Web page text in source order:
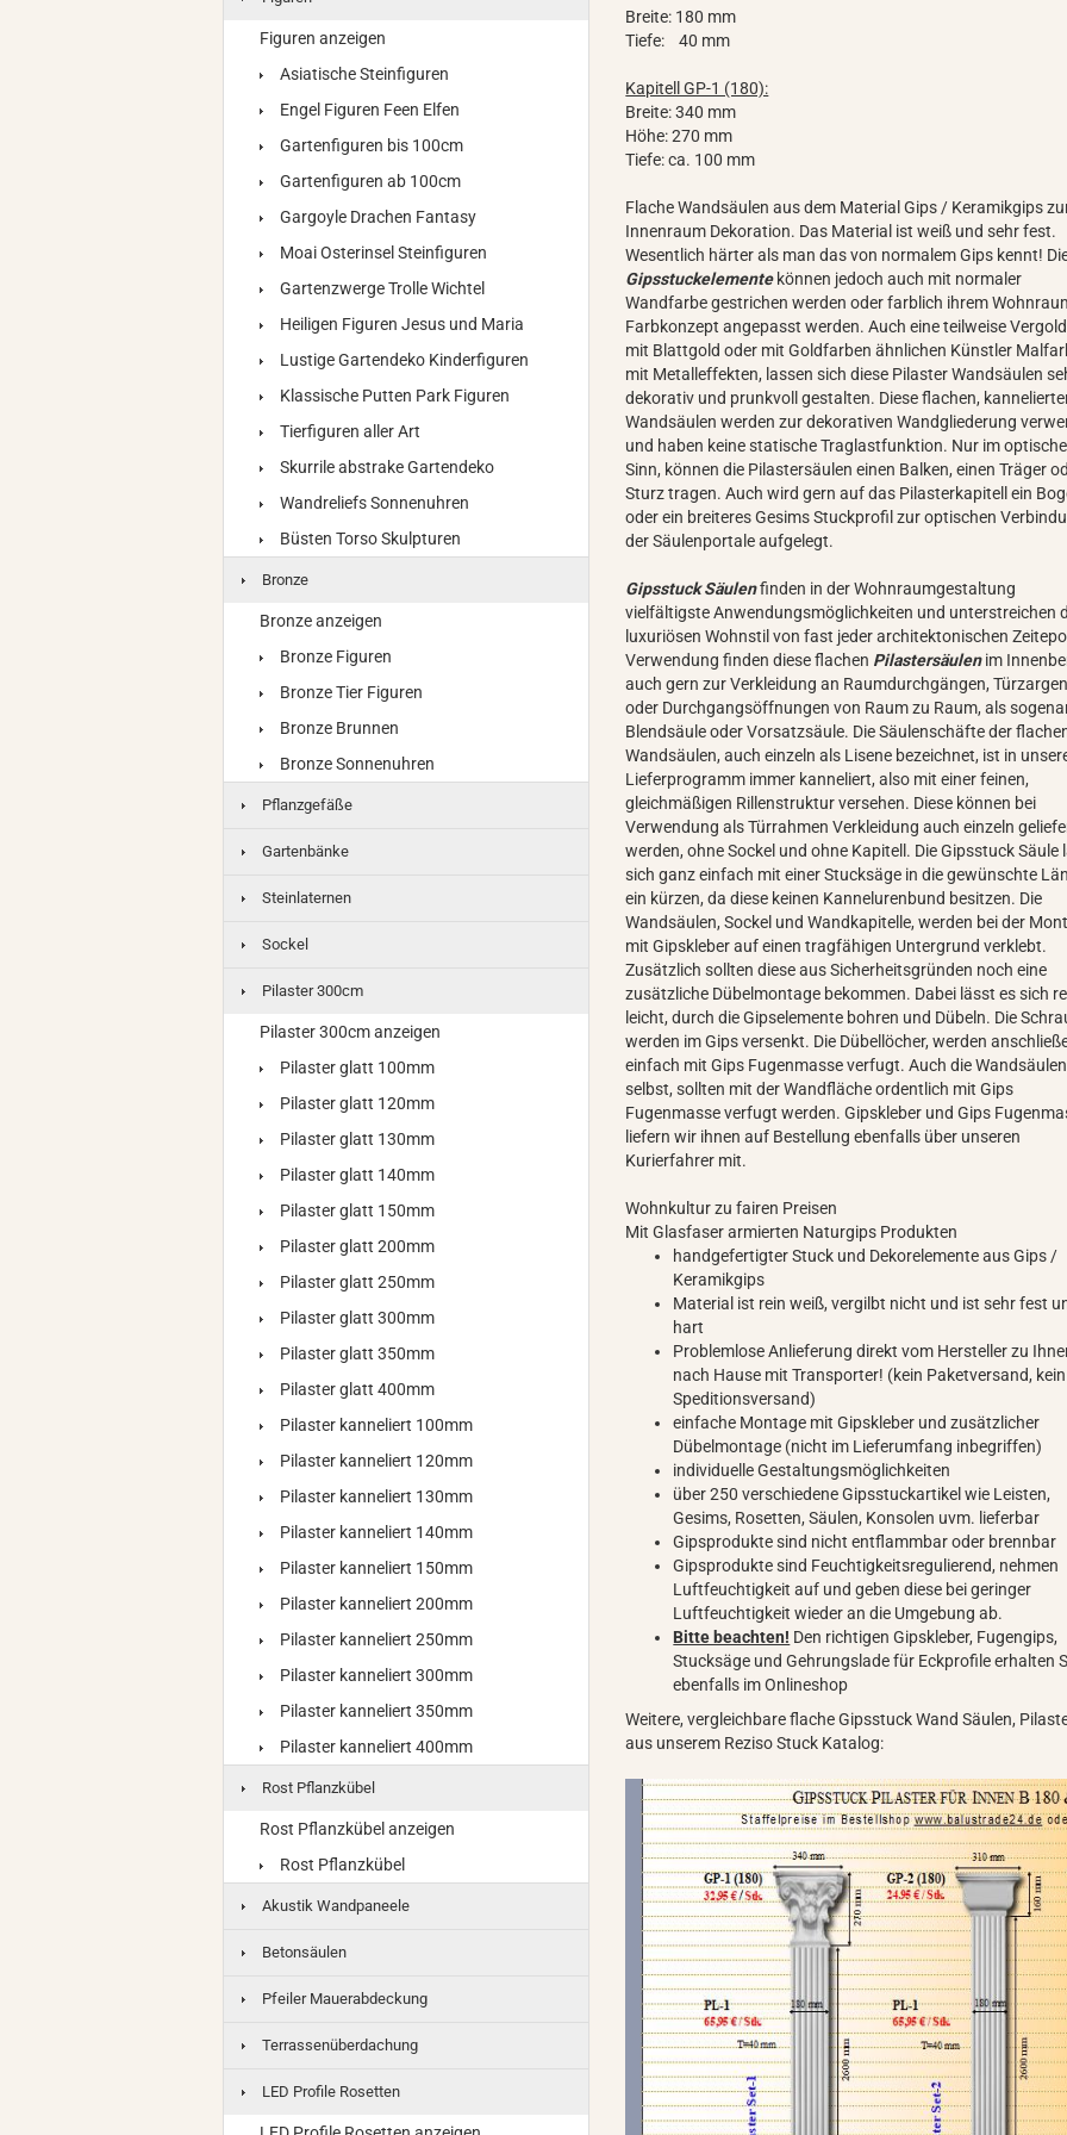
Breite: 180 mm
Tiefe: 40 mm
Kapitell GP-1 (180):
Breite: 340 mm
Höhe: 270 mm
Tiefe: ca. 100 mm
Flache Wandsäulen aus dem Material Gips / Keramikgips
Innenraum Dekoration. Das Material ist weiß und sehr fest.
Wesentlich härter als man das von normalem Gips kennt!
Gipsstuckelemente können jedoch auch mit normaler
Wandfarbe gestrichen werden oder farblich ihrem
Farbkonzept angepasst werden. Auch eine teilweise
mit Blattgold oder mit Goldfarben ähnlichen Künstler
mit Metalleffekten, lassen sich diese Pilaster Wandsäulen
dekorativ und prunkvoll gestalten. Diese flachen,
Wandsäulen werden zur dekorativen Wandgliederung
und haben keine statische Traglastfunktion. Nur im
Sinn, können die Pilastersäulen einen Balken, einen Träger
Sturz tragen. Auch wird gern auf das Pilasterkapitell ein
oder ein breiteres Gesims Stuckprofil zur optischen
der Säulenportale aufgelegt.
Gipsstuck Säulenfinden in der Wohnraumgestaltung
vielfältigste Anwendungsmöglichkeiten und unterstreichen
luxuriösen Wohnstil von fast jeder architektonischen
Verwendung finden diese flachen Pilastersäulenim
auch gern zur Verkleidung an Raumdurchgängen, Türzargen
oder Durchgangsöffnungen von Raum zu Raum, als
Blendsäule oder Vorsatzsäule. Die Säulenschäfte der
Wandsäulen, auch einzeln als Lisene bezeichnet, ist in
Lieferprogramm immer kanneliert, also mit einer feinen,
gleichmäßigen Rillenstruktur versehen. Diese können bei
Verwendung als Türrahmen Verkleidung auch einzeln
werden, ohne Sockel und ohne Kapitell. Die Gipsstuck Säule
sich ganz einfach mit einer Stucksäge in die gewünschte
ein kürzen, da diese keinen Kannelurenbund besitzen. Die
Wandsäulen, Sockel und Wandkapitelle, werden bei der
mit Gipskleber auf einen tragfähigen Untergrund verklebt.
Zusätzlich sollten diese aus Sicherheitsgründen noch eine
zusätzliche Dübelmontage bekommen. Dabei lässt es sich
leicht, durch die Gipselemente bohren und Dübeln. Die
werden im Gips versenkt. Die Dübellöcher, werden
einfach mit Gips Fugenmasse verfugt. Auch die Wandsäulen
selbst, sollten mit der Wandfläche ordentlich mit Gips
Fugenmasse verfugt werden. Gipskleber und Gips
liefern wir ihnen auf Bestellung ebenfalls über unseren
Kurierfahrer mit.
Wohnkultur zu fairen Preisen
Mit Glasfaser armierten Naturgips Produkten
handgefertigter Stuck und Dekorelemente aus Gips /
Keramikgips
Material ist rein weiß, vergilbt nicht und ist sehr fest
hart
Problemlose Anlieferung direkt vom Hersteller zu
nach Hause mit Transporter! (kein Paketversand, kein
Speditionsversand)
einfache Montage mit Gipskleber und zusätzlicher
Dübelmontage (nicht im Lieferumfang inbegriffen)
individuelle Gestaltungsmöglichkeiten
über 250 verschiedene Gipsstuckartikel wie Leisten,
Gesims, Rosetten, Säulen, Konsolen uvm. lieferbar
Gipsprodukte sind nicht entflammbar oder brennbar
Gipsprodukte sind Feuchtigkeitsregulierend, nehmen
Luftfeuchtigkeit auf und geben diese bei geringer
Luftfeuchtigkeit wieder an die Umgebung ab.
Bitte beachten! Den richtigen Gipskleber, Fugengips,
Stucksäge und Gehrungslade für Eckprofile erhalten
ebenfalls im Onlineshop
Weitere, vergleichbare flache Gipsstuck Wand Säulen,
aus unserem Reziso Stuck Katalog:
Figuren anzeigen
Asiatische Steinfiguren
Engel Figuren Feen Elfen
Gartenfiguren bis 100cm
Gartenfiguren ab 100cm
Gargoyle Drachen Fantasy
Moai Osterinsel Steinfiguren
Gartenzwerge Trolle Wichtel
Heiligen Figuren Jesus und Maria
Lustige Gartendeko Kinderfiguren
Klassische Putten Park Figuren
Tierfiguren aller Art
Skurrile abstrake Gartendeko
Wandreliefs Sonnenuhren
Büsten Torso Skulpturen
Bronze
Bronze anzeigen
Bronze Figuren
Bronze Tier Figuren
Bronze Brunnen
Bronze Sonnenuhren
Pflanzgefäße
Gartenbänke
Steinlaternen
Sockel
Pilaster 300cm
Pilaster 300cm anzeigen
Pilaster glatt 100mm
Pilaster glatt 120mm
Pilaster glatt 130mm
Pilaster glatt 140mm
Pilaster glatt 150mm
Pilaster glatt 200mm
Pilaster glatt 250mm
Pilaster glatt 300mm
Pilaster glatt 350mm
Pilaster glatt 400mm
Pilaster kanneliert 100mm
Pilaster kanneliert 120mm
Pilaster kanneliert 130mm
Pilaster kanneliert 140mm
Pilaster kanneliert 150mm
Pilaster kanneliert 200mm
Pilaster kanneliert 250mm
Pilaster kanneliert 300mm
Pilaster kanneliert 350mm
Pilaster kanneliert 400mm
Rost Pflanzkübel
Rost Pflanzkübel anzeigen
Rost Pflanzkübel
Akustik Wandpaneele
Betonsäulen
Pfeiler Mauerabdeckung
Terrassenüberdachung
LED Profile Rosetten